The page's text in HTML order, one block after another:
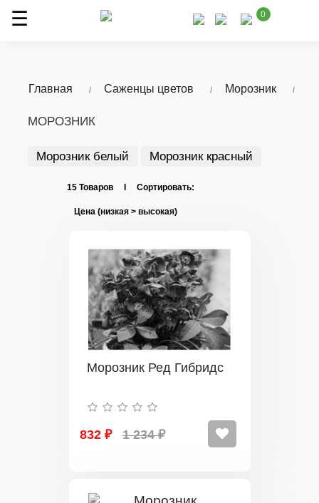
0
Главная Саженцы цветов Морозник
МОРОЗНИК
Морозник белый Морозник красный
15 Товаров I Сортировать:
Морозник Ред Гибридс
832 ₽ 1 234 ₽